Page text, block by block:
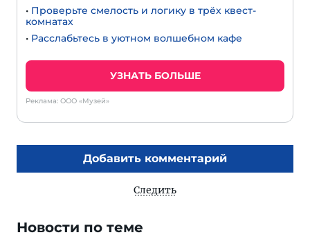
• Проверьте смелость и логику в трёх квест-
комнатах
• Расслабьтесь в уютном волшебном кафе
УЗНАТЬ БОЛЬШЕ
Реклама: ООО «Музей»
Добавить комментарий
Следить
Новости по теме